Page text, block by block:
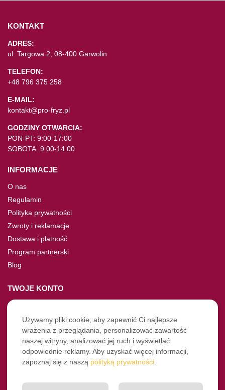
KONTAKT
ADRES:
ul. Targowa 2, 08-400 Garwolin
TELEFON:
+48 796 375 258
E-MAIL:
kontakt@pro-fryz.pl
GODZINY OTWARCIA:
PON-PT: 9:00-17:00
SOBOTA: 9:00-14:00
INFORMACJE
O nas
Regulamin
Polityka prywatności
Zwroty i reklamacje
Dostawa i płatność
Program partnerski
Blog
TWOJE KONTO
Moje konto
Nie pamiętasz hasła?
Twoje zamówienia
NASZE SOCIALE
Instagram
Używamy pliki cookie, aby zapewnić Ci najlepsze
wrażenia z przeglądania, personalizować zawartość
naszej witryny, analizować jej ruch i wyświetlać
odpowiednie reklamy. Aby uzyskać więcej informacji,
zapoznaj się z naszą polityką prywatności